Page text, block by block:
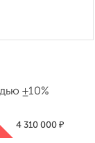
±10%
4 310 000 ₽